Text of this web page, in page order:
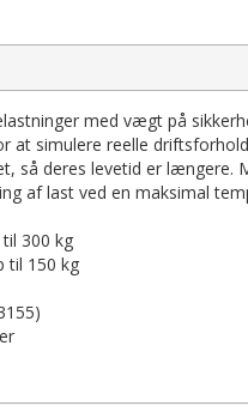
med vægt på
simulere reelle
så deres levetid er
af last ved en maksimal
300 kg
til 150 kg